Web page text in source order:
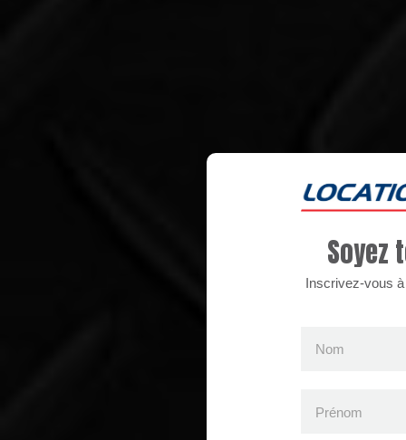
Soyez
Inscrivez-vous
Nom
Prénom